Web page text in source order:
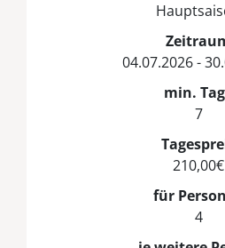
04.07.2026 -
min.
7
210,00€
für
4